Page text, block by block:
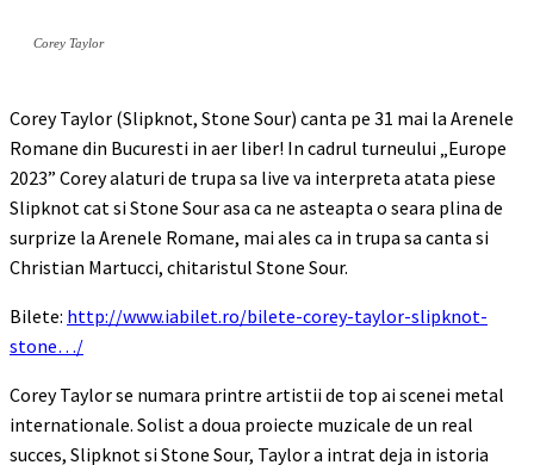
Corey Taylor
Corey Taylor (Slipknot, Stone Sour) canta pe 31 mai la Arenele
Romane din Bucuresti in aer liber! In cadrul turneului „Europe
2023” Corey alaturi de trupa sa live va interpreta atata piese
Slipknot cat si Stone Sour asa ca ne asteapta o seara plina de
surprize la Arenele Romane, mai ales ca in trupa sa canta si
Christian Martucci, chitaristul Stone Sour.
Bilete: http://www.iabilet.ro/bilete-corey-taylor-slipknot-
stone…/
Corey Taylor se numara printre artistii de top ai scenei metal
internationale. Solist a doua proiecte muzicale de un real
succes, Slipknot si Stone Sour, Taylor a intrat deja in istoria